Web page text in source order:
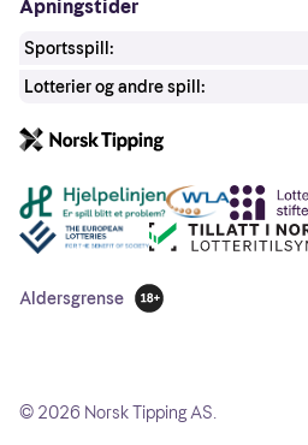
Åpningstider
Sportsspill:
Lotterier og andre spill:
Andre lenker
Aldersgrense
18 år
© 2026 Norsk Tipping AS.